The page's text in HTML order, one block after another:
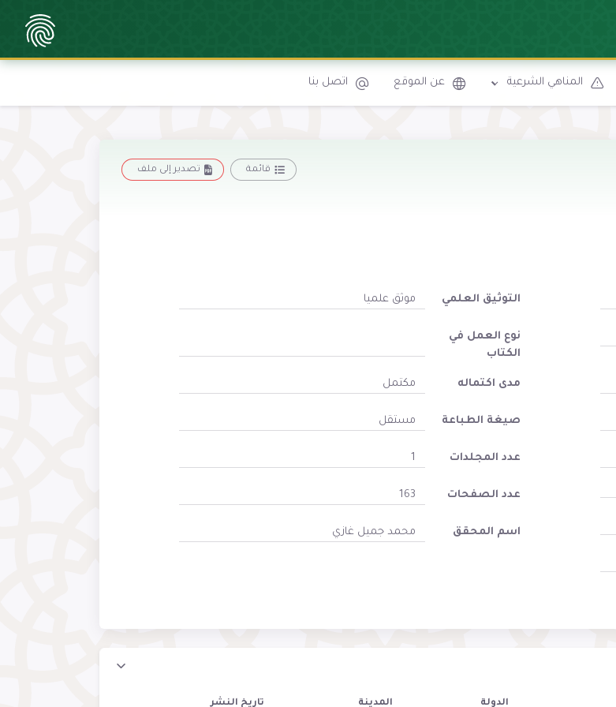
المناهي الشرعية عن الموقع اتصل بنا
قائمة تصدير إلى ملف
التوثيق العلمي موثق علميا
نوع العمل في
الكتاب
مدى اكتماله مكتمل
صيغة الطباعة مستقل
عدد المجلدات 1
عدد الصفحات 163
اسم المحقق محمد جميل غازي
الدولة المدينة تاريخ النشر